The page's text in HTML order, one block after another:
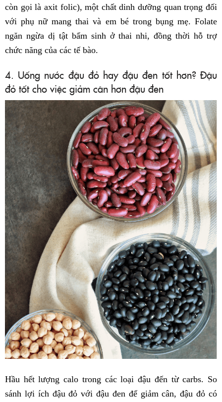
còn gọi là axit folic), một chất dinh dưỡng quan trọng đối
với phụ nữ mang thai và em bé trong bụng mẹ. Folate
ngăn ngừa dị tật bẩm sinh ở thai nhi, đồng thời hỗ trợ
chức năng của các tế bào.
4. Uống nước đậu đỏ hay đậu đen tốt hơn? Đậu
đỏ tốt cho việc giảm cân hơn đậu đen
Hầu hết lượng calo trong các loại đậu đến từ carbs. So
sánh lợi ích đậu đỏ với đậu đen để giảm cân, đậu đỏ có